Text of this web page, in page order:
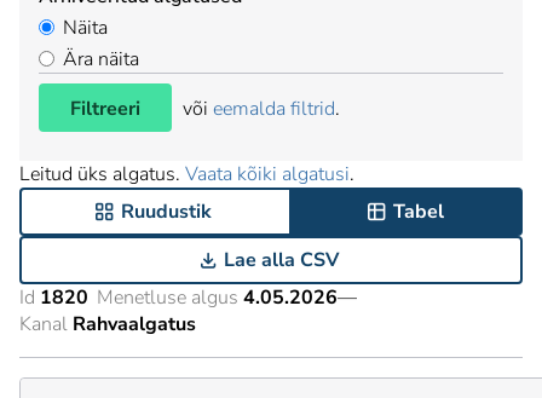
Näita
Ära näita
Filtreeri
või eemalda filtrid.
Leitud üks algatus. Vaata kõiki algatusi.
Ruudustik
Tabel
Lae alla CSV
Id 1820 Menetluse algus 4.05.2026—
Kanal Rahvaalgatus